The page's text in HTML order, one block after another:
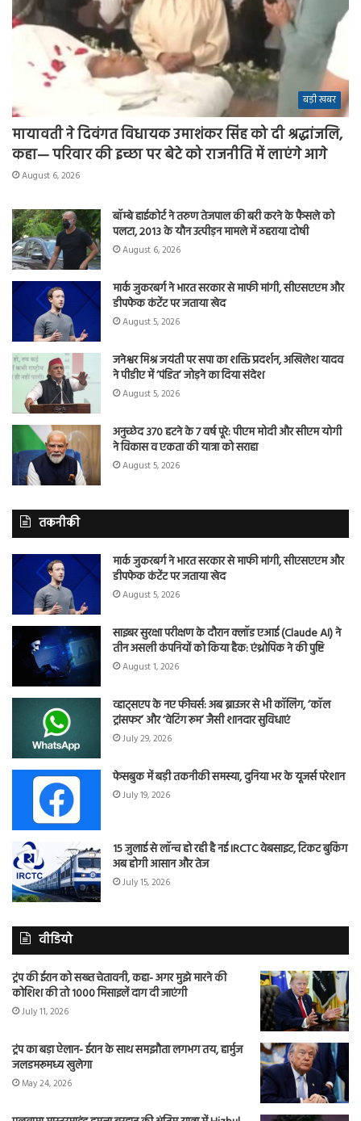
बड़ी खबर
मायावती ने दिवंगत विधायक उमाशंकर सिंह को दी श्रद्धांजलि,
कहा— परिवार की इच्छा पर बेटे को राजनीति में लाएंगे आगे
August 6, 2026
बॉम्बे हाईकोर्ट ने तरुण तेजपाल की बरी करने के फैसले को
पलटा, 2013 के यौन उत्पीड़न मामले में ठहराया दोषी
August 6, 2026
मार्क जुकरबर्ग ने भारत सरकार से माफी मांगी, सीएसएएम और
डीपफेक कंटेंट पर जताया खेद
August 5, 2026
जनेश्वर मिश्र जयंती पर सपा का शक्ति प्रदर्शन, अखिलेश यादव
ने पीडीए में ‘पंडित’ जोड़ने का दिया संदेश
August 5, 2026
अनुच्छेद 370 हटने के 7 वर्ष पूरे: पीएम मोदी और सीएम योगी
ने विकास व एकता की यात्रा को सराहा
August 5, 2026
तकनीकी
मार्क जुकरबर्ग ने भारत सरकार से माफी मांगी, सीएसएएम और
डीपफेक कंटेंट पर जताया खेद
August 5, 2026
साइबर सुरक्षा परीक्षण के दौरान क्लॉड एआई (Claude AI) ने
तीन असली कंपनियों को किया हैक: एंथ्रोपिक ने की पुष्टि
August 1, 2026
व्हाट्सएप के नए फीचर्स: अब ब्राउजर से भी कॉलिंग, ‘कॉल
ट्रांसफर’ और ‘वेटिंग रूम’ जैसी शानदार सुविधाएं
July 29, 2026
फेसबुक में बड़ी तकनीकी समस्या, दुनिया भर के यूजर्स परेशान
July 19, 2026
15 जुलाई से लॉन्च हो रही है नई IRCTC वेबसाइट, टिकट बुकिंग
अब होगी आसान और तेज
July 15, 2026
वीडियो
ट्रंप की ईरान को सख्त चेतावनी, कहा- अगर मुझे मारने की
कोशिश की तो 1000 मिसाइलें दाग दी जाएंगी
July 11, 2026
ट्रंप का बड़ा ऐलान- ईरान के साथ समझौता लगभग तय, हार्मुज
जलडमरूमध्य खुलेगा
May 24, 2026